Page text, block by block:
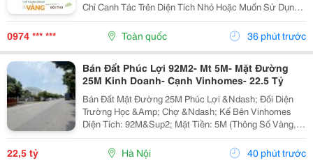
Chỉ Canh Tác Trên Diện Tích Nhỏ Hoặc Muốn Sử Dụng
Thử Trước Khi Quyết Định Nhập Nhiều Hơn. Vì Vậy,
Việc Tìm Kiếm Thuốc Trừ Ốc Giá Lẻ Là Nhu Cầu Rất...
0974 *** *** Toàn quốc 36 phút trước
Bán Đất Phúc Lợi 92M2- Mt 5M- Mặt Đường
25M Kinh Doanh- Cạnh Vinhomes- 22.5 Tỷ
Bán Đất Mặt Đường 25M Phúc Lợi &Ndash; Đối Diện
Trường Học &Amp; Chợ &Ndash; Kế Bên Vinhomes
Diện Tích: 92M&Sup2; Mặt Tiền: 5M (Thông Số Vàng,
Vuông Vắn). Vị Trí: Mặt Đường 25M, Vỉa Hè Rộng. Tọa
Lạc Tại Trung Tâm Phúc Lợi, Ngay Sát Khu Đô Thị...
22,5 tỷ Hà Nội 40 phút trước